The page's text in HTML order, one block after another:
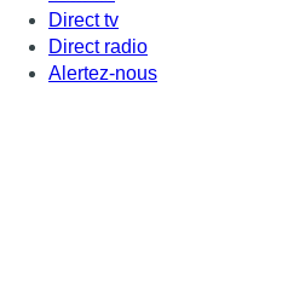
Direct tv
Direct radio
Alertez-nous